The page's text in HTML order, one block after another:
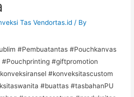
Tas Vendortas.id / By